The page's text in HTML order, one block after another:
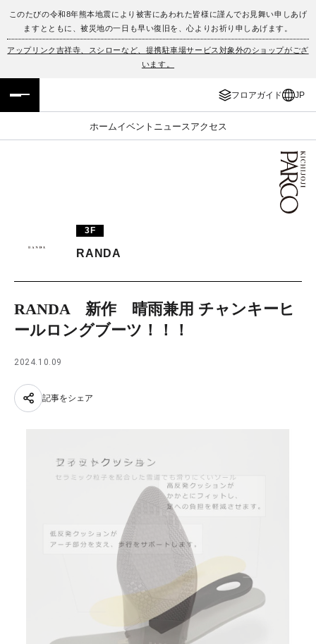
このたびの令和8年熊本地震により被害にあわれた皆様に謹んでお見舞い申しあげ
ますとともに、被災地の一日も早い復旧を、心よりお祈り申しあげます。
アップリンク吉祥寺、スシローなど、提携駐車場サービス対象外のショップがござ
います。
フロアガイド JP
ホームイベント ニュース アクセス
フロアガイド
イベント・ポップアップ
ニュース
PARCOメンバーズ
ENGLISH
簡体字
한국어
3F
RANDA
RANDA 新作 晴雨兼用 チャンキーヒ
ールロングブーツ！！！
2024.10.09
記事をシェア